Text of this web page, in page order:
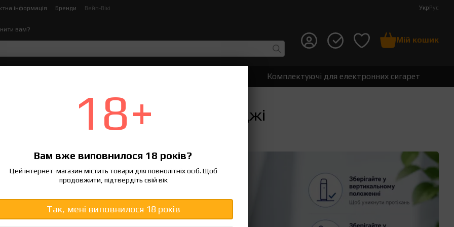
інформація Бренди Вейп-Вікі УкрРус
вам?
Мій кошик
сигарет Комплектуючі для електронних сигарет
POD-систему, рідини та картриджі
POD-систему, рідини та картриджі
18+
Вам вже виповнилося 18 років?
Цей інтернет-магазин містить товари для повнолітніх осіб. Щоб
продовжити, підтвердіть свій вік
Так, мені виповнилося 18 років